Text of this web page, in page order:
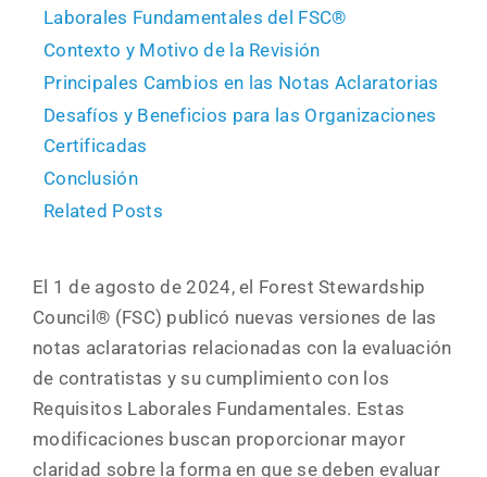
Laborales Fundamentales del FSC®
Contexto y Motivo de la Revisión
Principales Cambios en las Notas Aclaratorias
Desafíos y Beneficios para las Organizaciones
Certificadas
Conclusión
Related Posts
El 1 de agosto de 2024, el Forest Stewardship
Council® (FSC) publicó nuevas versiones de las
notas aclaratorias relacionadas con la evaluación
de contratistas y su cumplimiento con los
Requisitos Laborales Fundamentales. Estas
modificaciones buscan proporcionar mayor
claridad sobre la forma en que se deben evaluar